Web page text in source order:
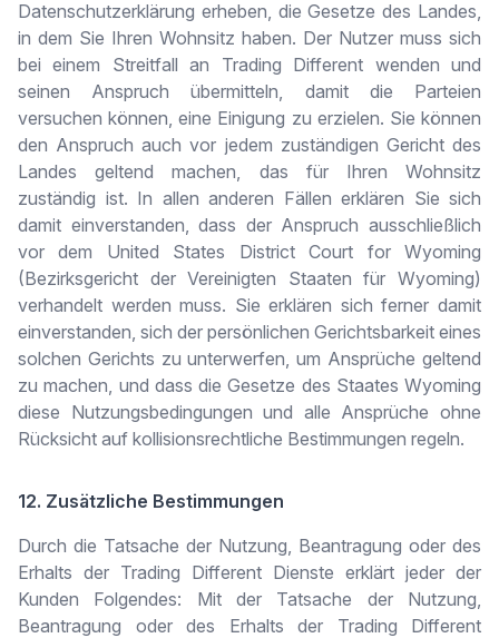
Datenschutzerklärung erheben, die Gesetze des Landes,
in dem Sie Ihren Wohnsitz haben. Der Nutzer muss sich
bei einem Streitfall an Trading Different wenden und
seinen Anspruch übermitteln, damit die Parteien
versuchen können, eine Einigung zu erzielen. Sie können
den Anspruch auch vor jedem zuständigen Gericht des
Landes geltend machen, das für Ihren Wohnsitz
zuständig ist. In allen anderen Fällen erklären Sie sich
damit einverstanden, dass der Anspruch ausschließlich
vor dem United States District Court for Wyoming
(Bezirksgericht der Vereinigten Staaten für Wyoming)
verhandelt werden muss. Sie erklären sich ferner damit
einverstanden, sich der persönlichen Gerichtsbarkeit eines
solchen Gerichts zu unterwerfen, um Ansprüche geltend
zu machen, und dass die Gesetze des Staates Wyoming
diese Nutzungsbedingungen und alle Ansprüche ohne
Rücksicht auf kollisionsrechtliche Bestimmungen regeln.
12. Zusätzliche Bestimmungen
Durch die Tatsache der Nutzung, Beantragung oder des
Erhalts der Trading Different Dienste erklärt jeder der
Kunden Folgendes: Mit der Tatsache der Nutzung,
Beantragung oder des Erhalts der Trading Different